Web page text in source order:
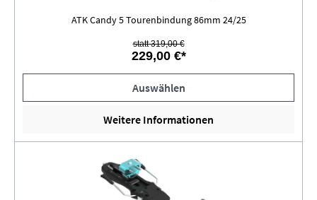
ATK Candy 5 Tourenbindung 86mm 24/25
statt 319,00 €
229,00 €*
Auswählen
Weitere Informationen